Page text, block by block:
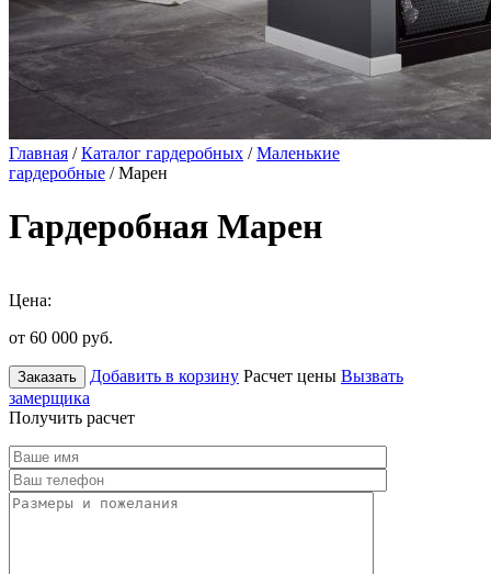
Главная /Каталог гардеробных /Маленькие
гардеробные / Марен
Гардеробная Марен
Цена:
от 60 000 руб.
Заказать Добавить в корзину Расчет цены Вызвать
замерщика
Получить расчет